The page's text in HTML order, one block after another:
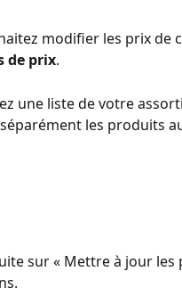
modifier les prix de
de prix.
une liste de votre
les produits
sur « Mettre à jour